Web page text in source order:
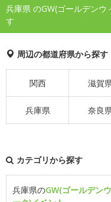
兵庫県 のGW(ゴールデン
す
周辺の都道府県から探す
関西 滋賀
兵庫県 奈良
カテゴリから探す
兵庫県のGW(ゴールデン